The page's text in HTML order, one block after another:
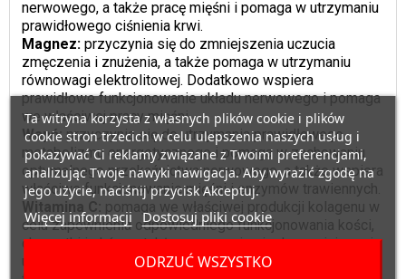
nerwowego, a także pracę mięśni i pomaga w utrzymaniu
prawidłowego ciśnienia krwi.
Magnez:przyczynia się do zmniejszenia uczucia
zmęczenia i znużenia, a także pomaga w utrzymaniu
równowagi elektrolitowej. Dodatkowo wspiera
prawidłowe funkcjonowanie układu nerwowego i pomaga
we właściwej pracy mięśni.
Wapń:przyczynia się do utrzymania prawidłowego
metabolizmu energetycznego i pomaga w zachowaniu
optymalnego przekaźnictwa nerwowego, a także wspiera
właściwe funkcjonowanie mięśni i enzymów trawiennych.
Witamina C: pomaga we właściwej produkcji kolagenu w
celu zapewnienia odpowiedniego funkcjonowania kości,
chrząstki i skóry, a także przyczynia się do zmniejszenia
uczucia zmęczenia i znużenia i pomaga w prawidłowym
Ta witryna korzysta z własnych plików cookie i plików
cookie stron trzecich w celu ulepszenia naszych usług i
pokazywać Ci reklamy związane z Twoimi preferencjami,
analizując Twoje nawyki nawigacja. Aby wyrazić zgodę na
jego użycie, naciśnij przycisk Akceptuj.
Więcej informacji Dostosuj pliki cookie
ODRZUĆ WSZYSTKO